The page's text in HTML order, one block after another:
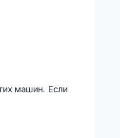
машин. Если